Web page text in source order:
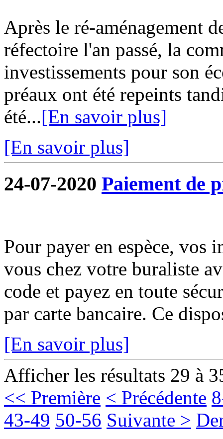
Après le ré-aménagement
réfectoire l'an passé, la
investissements pour son
préaux ont été repeints
été...[En savoir plus]
[En savoir plus]
24-07-2020 Paiement de
Pour payer en espèce, vos
vous chez votre buraliste
code et payez en toute
par carte bancaire. Ce
[En savoir plus]
Afficher les résultats 29 à
<< Première < Précédente
43-49 50-56 Suivante >